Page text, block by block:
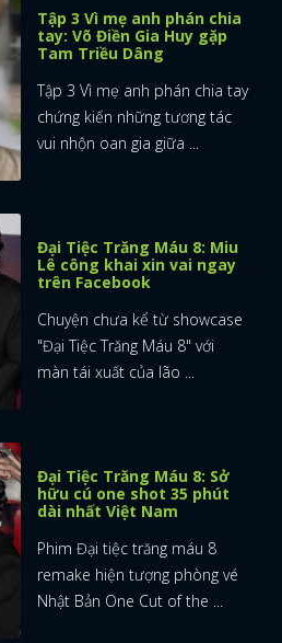
Tập 3 Vì mẹ anh phán chia
tay: Võ Điền Gia Huy gặp
Tam Triều Dâng
Tập 3 Vì mẹ anh phán chia tay
chứng kiến những tương tác
vui nhộn oan gia giữa ...
Đại Tiệc Trăng Máu 8: Miu
Lê công khai xin vai ngay
trên Facebook
Chuyện chưa kể từ showcase
"Đại Tiệc Trăng Máu 8" với
màn tái xuất của lão ...
Đại Tiệc Trăng Máu 8: Sở
hữu cú one shot 35 phút
dài nhất Việt Nam
Phim Đại tiệc trăng máu 8
remake hiện tượng phòng vé
Nhật Bản One Cut of the ...